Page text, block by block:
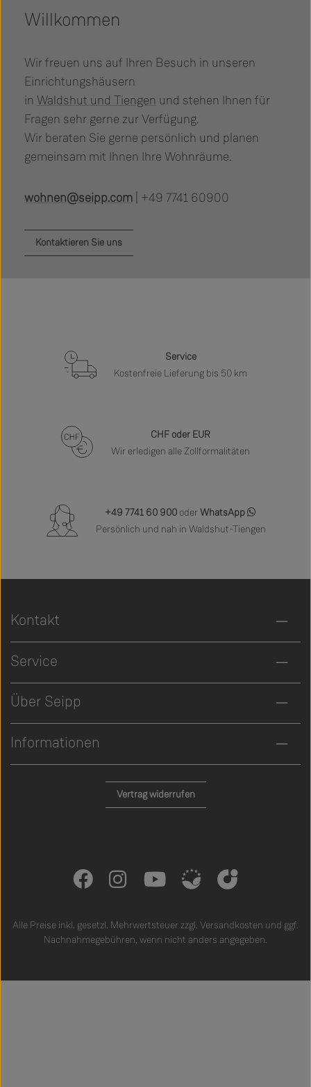
Willkommen
Wir freuen uns auf Ihren Besuch in unseren
Einrichtungshäusern
in Waldshut und Tiengen und stehen Ihnen für
Fragen sehr gerne zur Verfügung.
Wir beraten Sie gerne persönlich und planen
gemeinsam mit Ihnen Ihre Wohnräume.
wohnen@seipp.com | +49 7741 60900
Kontaktieren Sie uns
Service
Kostenfreie Lieferung bis 50 km
CHF oder EUR
Wir erledigen alle Zollformalitäten
+49 7741 60 900 oder WhatsApp
Persönlich und nah in Waldshut-Tiengen
Kontakt
Service
Über Seipp
Informationen
Vertrag widerrufen
Alle Preise inkl. gesetzl. Mehrwertsteuer zzgl. Versandkosten und ggf.
Nachnahmegebühren, wenn nicht anders angegeben.